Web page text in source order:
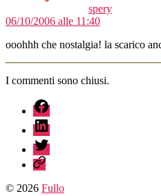
spery
06/10/2006 alle 11:40
ooohhh che nostalgia! la scarico
I commenti sono chiusi.
fb
linkedin
twitter
sessionize
© 2026 Fullo